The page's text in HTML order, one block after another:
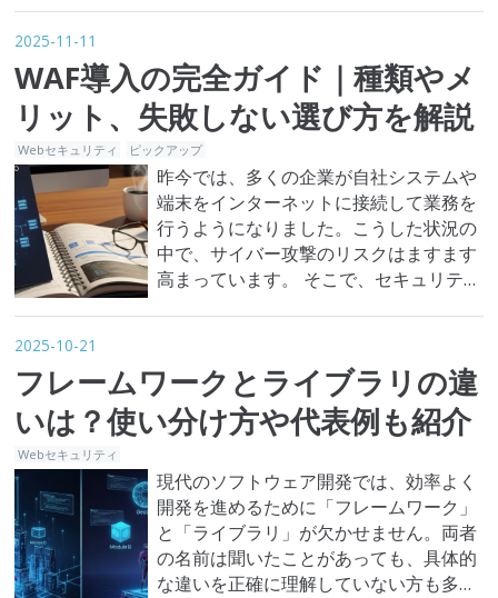
て示す事例となっています。 本記事で
は、攻撃の経緯・原因から被害の詳細、
同様の被害を防ぐための具体的な対策
ま…
2025-11-11
WAF導入の完全ガイド｜種類やメ
リット、失敗しない選び方を解説
Webセキュリティ ピックアップ
昨今では、多くの企業が自社システムや
端末をインターネットに接続して業務を
行うようになりました。こうした状況の
中で、サイバー攻撃のリスクはますます
高まっています。 そこで、セキュリティ
も、その仕組みや種類まではご存じない
方も多いのではないでしょうか。 本記事
では、W…
2025-10-21
フレームワークとライブラリの違
いは？使い分け方や代表例も紹介
Webセキュリティ
現代のソフトウェア開発では、効率よく
開発を進めるために「フレームワーク」
と「ライブラリ」が欠かせません。両者
の名前は聞いたことがあっても、具体的
な違いを正確に理解していない方も多い